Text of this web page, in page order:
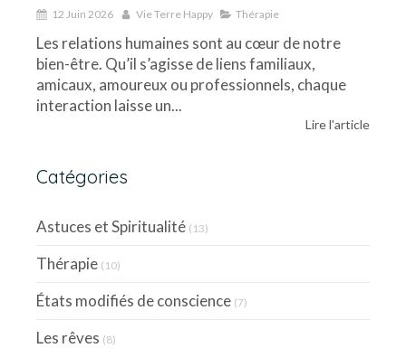
12 Juin 2026 Vie Terre Happy Thérapie
Les relations humaines sont au cœur de notre
bien-être. Qu’il s’agisse de liens familiaux,
amicaux, amoureux ou professionnels, chaque
interaction laisse un...
Lire l'article
Catégories
Astuces et Spiritualité (13)
Thérapie (10)
États modifiés de conscience (7)
Les rêves (8)